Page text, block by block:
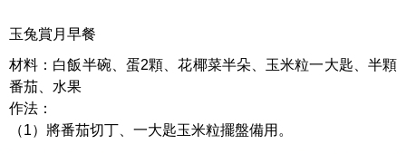
玉兔賞月早餐
材料：白飯半碗、蛋2顆、花椰菜半朵、玉米粒一大匙、半顆
番茄、水果
作法：
（1）將番茄切丁、一大匙玉米粒擺盤備用。